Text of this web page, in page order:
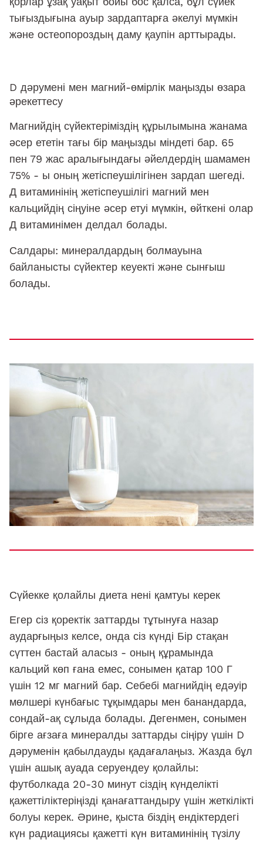
тығыздығына ауыр зардаптарға әкелуі мүмкін
және остеопороздың даму қаупін арттырады.
D дәрумені мен магний-өмірлік маңызды өзара
әрекеттесу
Магнийдің сүйектеріміздің құрылымына жанама
әсер ететін тағы бір маңызды міндеті бар. 65
пен 79 жас аралығындағы әйелдердің шамамен
75% - ы оның жетіспеушілігінен зардап шегеді.
Д витаминінің жетіспеушілігі магний мен
кальцийдің сіңуіне әсер етуі мүмкін, өйткені олар
Д витаминімен делдал болады.
Салдары: минералдардың болмауына
байланысты сүйектер кеуекті және сынғыш
болады.
Сүйекке қолайлы диета нені қамтуы керек
Егер сіз қоректік заттарды тұтынуға назар
аударғыңыз келсе, онда сіз күнді Бір стақан
сүттен бастай аласыз - оның құрамында
кальций көп ғана емес, сонымен қатар 100 Г
үшін 12 мг магний бар. Себебі магнийдің едәуір
мөлшері күнбағыс тұқымдары мен банандарда,
сондай-ақ сұлыда болады. Дегенмен, сонымен
бірге ағзаға минералды заттарды сіңіру үшін D
дәруменін қабылдауды қадағалаңыз. Жазда бұл
үшін ашық ауада серуендеу қолайлы:
футболкада 20-30 минут сіздің күнделікті
қажеттіліктеріңізді қанағаттандыру үшін жеткілікті
болуы керек. Әрине, қыста біздің ендіктердегі
күн радиациясы қажетті күн витаминінің түзілу